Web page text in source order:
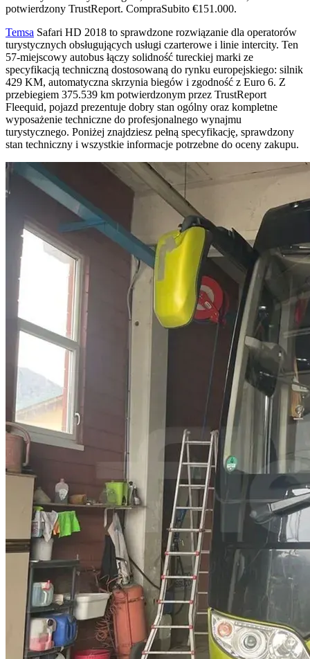
potwierdzony TrustReport. CompraSubito €151.000.
Temsa Safari HD 2018 to sprawdzone rozwiązanie dla operatorów
turystycznych obsługujących usługi czarterowe i linie intercity. Ten
57-miejscowy autobus łączy solidność tureckiej marki ze
specyfikacją techniczną dostosowaną do rynku europejskiego: silnik
429 KM, automatyczna skrzynia biegów i zgodność z Euro 6. Z
przebiegiem 375.539 km potwierdzonym przez TrustReport
Fleequid, pojazd prezentuje dobry stan ogólny oraz kompletne
wyposażenie techniczne do profesjonalnego wynajmu
turystycznego. Poniżej znajdziesz pełną specyfikację, sprawdzony
stan techniczny i wszystkie informacje potrzebne do oceny zakupu.